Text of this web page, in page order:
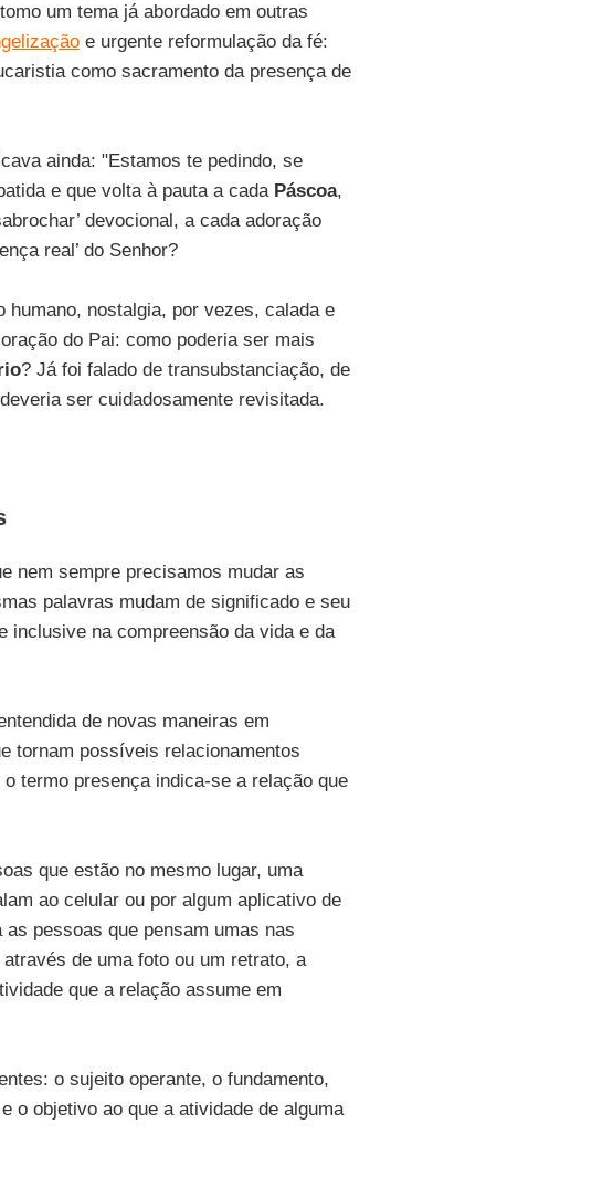
um tema já abordado em outras
e urgente reformulação da fé:
como sacramento da presença de
ainda: "Estamos te pedindo, se
e que volta à pauta a cada Páscoa,
devocional, a cada adoração
real’ do Senhor?
humano, nostalgia, por vezes, calada e
do Pai: como poderia ser mais
? Já foi falado de transubstanciação, de
ser cuidadosamente revisitada.
nem sempre precisamos mudar as
palavras mudam de significado e seu
inclusive na compreensão da vida e da
de novas maneiras em
tornam possíveis relacionamentos
termo presença indica-se a relação que
que estão no mesmo lugar, uma
ao celular ou por algum aplicativo de
pessoas que pensam umas nas
de uma foto ou um retrato, a
que a relação assume em
o sujeito operante, o fundamento,
o objetivo ao que a atividade de alguma